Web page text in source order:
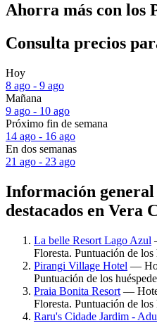
Ahorra más con los
Consulta precios
Hoy
8 ago - 9 ago
Mañana
9 ago - 10 ago
Próximo fin de semana
14 ago - 16 ago
En dos semanas
21 ago - 23 ago
Información general
destacados en Vera
La belle Resort Lago Azul
Floresta. Puntuación de
Pirangi Village Hotel —
Puntuación de los
Praia Bonita Resort —
Floresta. Puntuación de
Raru's Cidade Jardim -